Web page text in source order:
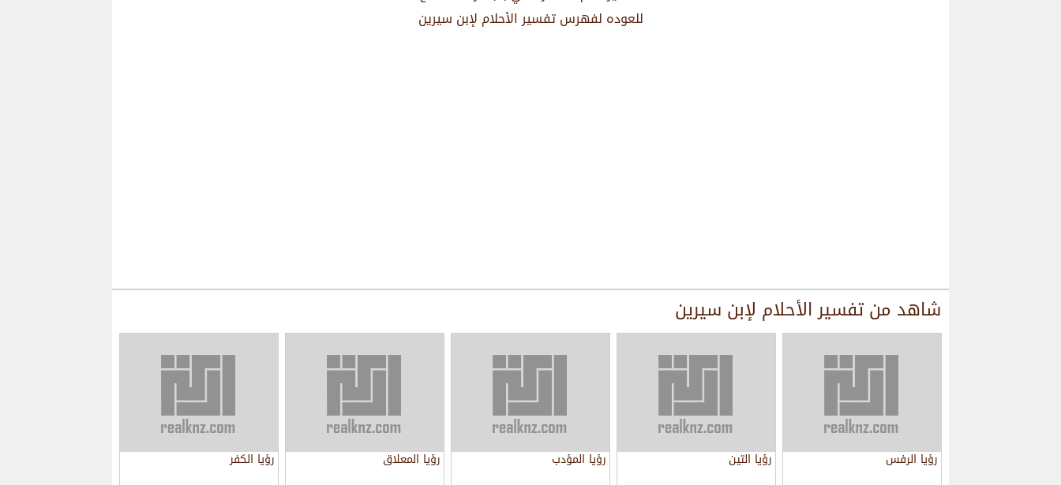
للعوده لفهرس تفسير الأحلام لإبن سيرين
شاهد منتفسير الأحلام لإبن سيرين
رؤيا الرفس رؤيا التين رؤيا المؤدب رؤيا المعلاق رؤيا الكفر